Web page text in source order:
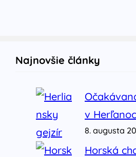
Najnovšie články
v
8. augusta
Horská